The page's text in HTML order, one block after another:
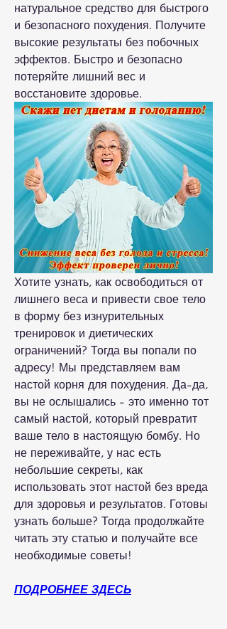
натуральное средство для быстрого
и безопасного похудения. Получите
высокие результаты без побочных
эффектов. Быстро и безопасно
потеряйте лишний вес и
восстановите здоровье.
Хотите узнать, как освободиться от
лишнего веса и привести свое тело
в форму без изнурительных
тренировок и диетических
ограничений? Тогда вы попали по
адресу! Мы представляем вам
настой корня для похудения. Да-да,
вы не ослышались - это именно тот
самый настой, который превратит
ваше тело в настоящую бомбу. Но
не переживайте, у нас есть
небольшие секреты, как
использовать этот настой без вреда
для здоровья и результатов. Готовы
узнать больше? Тогда продолжайте
читать эту статью и получайте все
необходимые советы!
ПОДРОБНЕЕ ЗДЕСЬ